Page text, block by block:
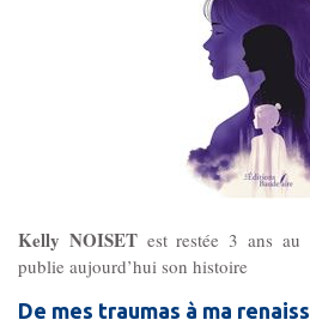
Conseil d’administration
Ses locaux
Kelly NOISETest restée 3 ans au
publie aujourd’hui son histoire
De mes traumas à ma